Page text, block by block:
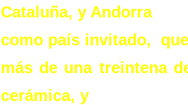
Cataluña, y Andorra
como país invitado,
más de una treintena
cerámica, y